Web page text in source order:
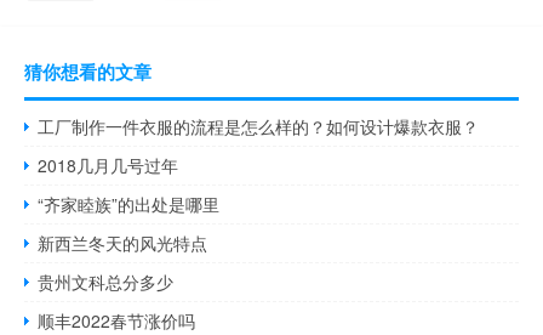
猜你想看的文章
工厂制作一件衣服的流程是怎么样的？如何设计爆款衣服？
2018几月几号过年
“齐家睦族”的出处是哪里
新西兰冬天的风光特点
贵州文科总分多少
顺丰2022春节涨价吗